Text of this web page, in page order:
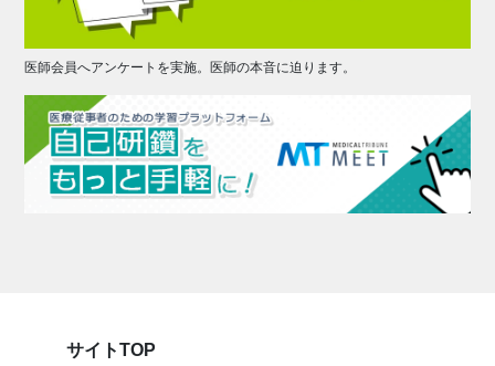
医師会員へアンケートを実施。医師の本音に迫ります。
サイトTOP